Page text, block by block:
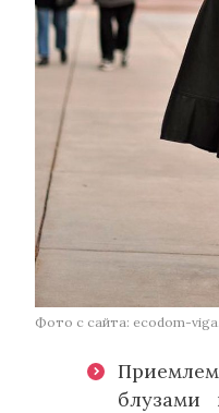
Фото с сайта: ecodom-
блузами